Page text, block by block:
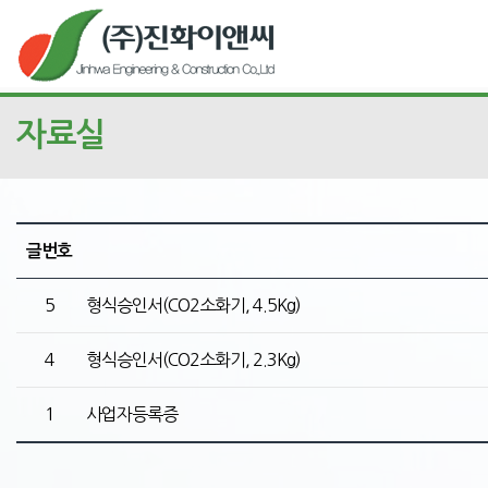
자료실
글번호
5 형식승인서(CO2소화기, 4.5Kg)
4 형식승인서(CO2소화기, 2.3Kg)
1 사업자등록증